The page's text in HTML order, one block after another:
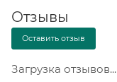
Отзывы
Оставить отзыв
Загрузка отзывов...